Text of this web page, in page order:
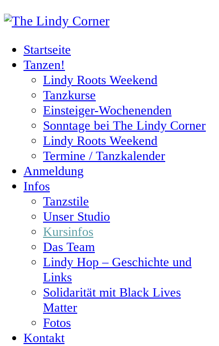
Startseite
Tanzen!
Lindy Roots Weekend
Tanzkurse
Einsteiger-Wochenenden
Sonntage bei The Lindy Corner
Lindy Roots Weekend
Termine / Tanzkalender
Anmeldung
Infos
Tanzstile
Unser Studio
Kursinfos
Das Team
Lindy Hop – Geschichte und
Links
Solidarität mit Black Lives
Matter
Fotos
Kontakt